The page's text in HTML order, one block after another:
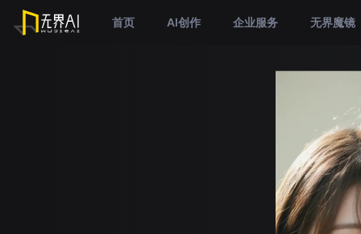
首页 AI创作 企业服务 无界魔镜